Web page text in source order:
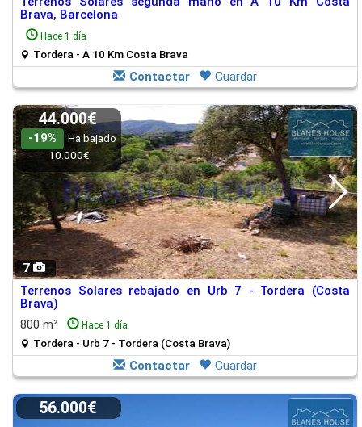
Brava, Barcelona
Hace 1 día
Tordera - A 10 Km Costa Brava
Contactar Guardar
7
44.000€
-19%
Ha bajado
10.000€
Terrenos Solares rebajado en Urb 7 - Tordera (Costa
Brava)
800 m²
Hace 1 día
Tordera - Urb 7 - Tordera (Costa Brava)
Contactar Guardar
56.000€